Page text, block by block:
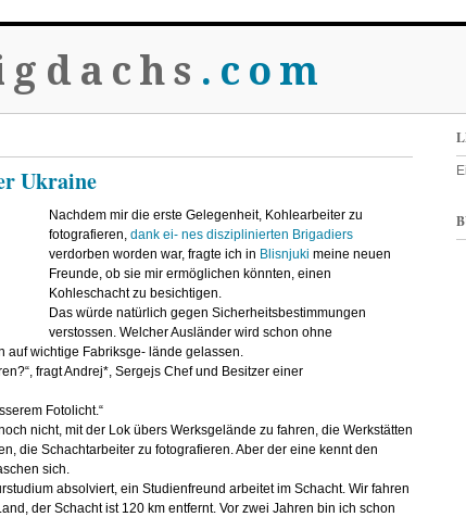
.com
Ukraine
Nachdem mir die erste Gelegenheit, Kohlearbeiter zu
fotografieren, dank ei- nes disziplinierten Brigadiers
verdorben worden war, fragte ich in Blisnjuki meine neuen
Freunde, ob sie mir ermöglichen könnten, einen
Kohleschacht zu besichtigen.
Das würde natürlich gegen Sicherheitsbestimmungen
verstossen. Welcher Ausländer wird schon ohne
auf wichtige Fabriksge- lände gelassen.
fragt Andrej*, Sergejs Chef und Besitzer einer
Fotolicht.“
nicht, mit der Lok übers Werksgelände zu fahren, die Werkstätten
die Schachtarbeiter zu fotografieren. Aber der eine kennt den
sich.
absolviert, ein Studienfreund arbeitet im Schacht. Wir fahren
der Schacht ist 120 km entfernt. Vor zwei Jahren bin ich schon